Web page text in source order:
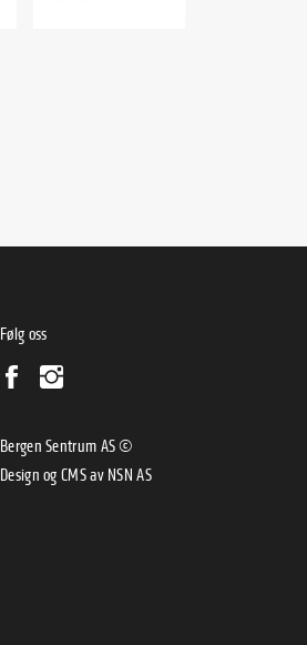
Følg oss
Bergen Sentrum AS ©
Design og CMS av NSN AS